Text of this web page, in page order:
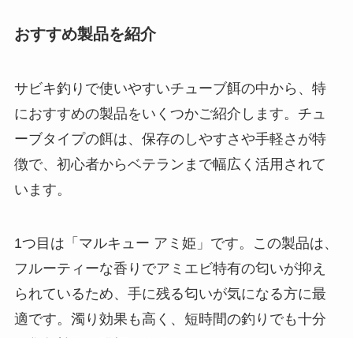
おすすめ製品を紹介
サビキ釣りで使いやすいチューブ餌の中から、特
におすすめの製品をいくつかご紹介します。チュ
ーブタイプの餌は、保存のしやすさや手軽さが特
徴で、初心者からベテランまで幅広く活用されて
います。
1つ目は「マルキュー アミ姫」です。この製品は、
フルーティーな香りでアミエビ特有の匂いが抑え
られているため、手に残る匂いが気になる方に最
適です。濁り効果も高く、短時間の釣りでも十分